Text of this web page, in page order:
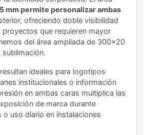
mm permite personalizar ambas
ofreciendo doble visibilidad
proyectos que requieren mayor
del área ampliada de 300x20
ideales para logotipos
institucionales o información
en ambas caras multiplica las
de marca durante
uso diario en instalaciones